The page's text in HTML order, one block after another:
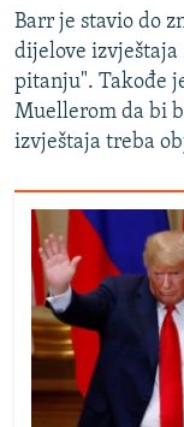
Barr je stavio do
dijelove izvještaja
pitanju". Takođe
Muellerom da bi
izvještaja treba